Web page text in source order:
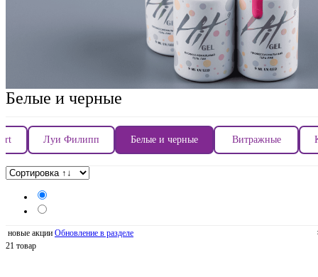
Белые и черные
Луи Филипп Белые и черные Витражные
новые акции Обновление в разделе
21 товар